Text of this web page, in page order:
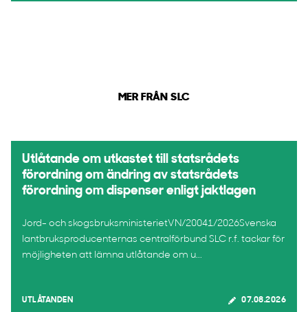
MER FRÅN SLC
Utlåtande om utkastet till statsrådets
förordning om ändring av statsrådets
förordning om dispenser enligt jaktlagen
Jord- och skogsbruksministerietVN/20041/2026Svenska
lantbruksproducenternas centralförbund SLC r.f. tackar för
möjligheten att lämna utlåtande om u...
UTLÅTANDEN 07.08.2026